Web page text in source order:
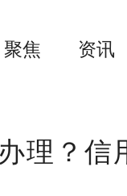
聚焦 资讯
理？信